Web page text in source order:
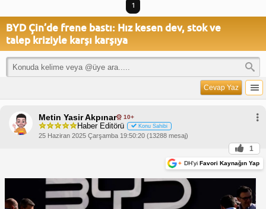
1
BYD Çin’de frene bastı: Hız kesen dev, stok ve
talep kriziyle karşı karşıya
Cevap Yaz
Metin Yasir Akpınar 10+
Haber Editörü Konu Sahibi
25 Haziran 2025 Çarşamba 19:50:20 (13288 mesaj)
1
+ DH'yi Favori Kaynağın Yap